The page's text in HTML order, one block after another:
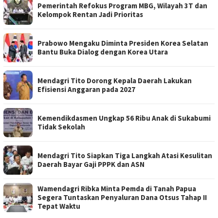
Pemerintah Refokus Program MBG, Wilayah 3T dan
Kelompok Rentan Jadi Prioritas
Prabowo Mengaku Diminta Presiden Korea Selatan
Bantu Buka Dialog dengan Korea Utara
Mendagri Tito Dorong Kepala Daerah Lakukan
Efisiensi Anggaran pada 2027
Kemendikdasmen Ungkap 56 Ribu Anak di Sukabumi
Tidak Sekolah
Mendagri Tito Siapkan Tiga Langkah Atasi Kesulitan
Daerah Bayar Gaji PPPK dan ASN
Wamendagri Ribka Minta Pemda di Tanah Papua
Segera Tuntaskan Penyaluran Dana Otsus Tahap II
Tepat Waktu